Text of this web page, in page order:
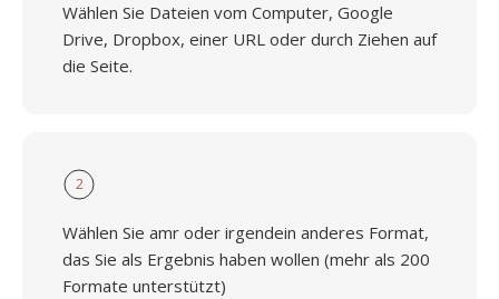
Wählen Sie Dateien vom Computer, Google
Drive, Dropbox, einer URL oder durch Ziehen auf
die Seite.
2
Wählen Sie amr oder irgendein anderes Format,
das Sie als Ergebnis haben wollen (mehr als 200
Formate unterstützt)